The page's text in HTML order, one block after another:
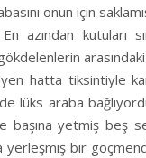
onun için
kutuları
hatta tiksintiyle
lüks araba
başına yetmiş beş
bir